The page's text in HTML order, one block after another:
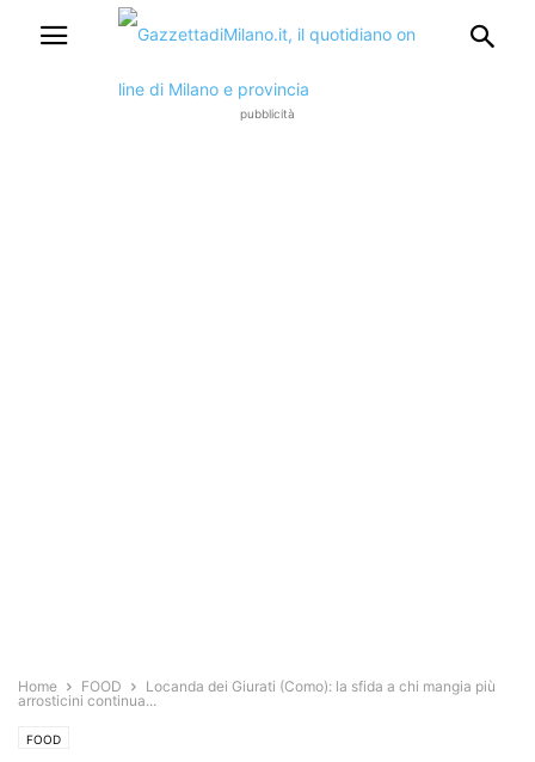
pubblicità
Home FOOD
Locanda dei Giurati (Como): la sfida a chi mangia più
arrosticini continua...
FOOD